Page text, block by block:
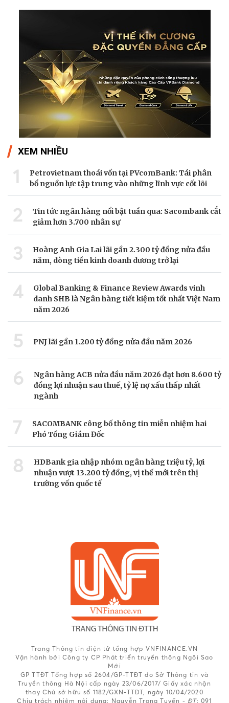
XEM NHIỀU
1
Petrovietnam thoái vốn tại PVcomBank: Tái phân
bổ nguồn lực tập trung vào những lĩnh vực cốt lõi
2
Tin tức ngân hàng nổi bật tuần qua: Sacombank cắt
giảm hơn 3.700 nhân sự
3
Hoàng Anh Gia Lai lãi gần 2.300 tỷ đồng nửa đầu
năm, dòng tiền kinh doanh dương trở lại
4
Global Banking & Finance Review Awards vinh
danh SHB là Ngân hàng tiết kiệm tốt nhất Việt Nam
năm 2026
5 PNJ lãi gần 1.200 tỷ đồng nửa đầu năm 2026
6
Ngân hàng ACB nửa đầu năm 2026 đạt hơn 8.600 tỷ
đồng lợi nhuận sau thuế, tỷ lệ nợ xấu thấp nhất
ngành
7
SACOMBANK công bố thông tin miễn nhiệm hai
Phó Tổng Giám Đốc
8
HDBank gia nhập nhóm ngân hàng triệu tỷ, lợi
nhuận vượt 13.200 tỷ đồng, vị thế mới trên thị
trường vốn quốc tế
Trang Thông tin điện tử tổng hợp VNFINANCE.VN
Vận hành bởi Công ty CP Phát triển truyền thông Ngôi Sao
Mới
GP TTĐT Tổng hợp số 2604/GP-TTĐT do Sở Thông tin và
Truyền thông Hà Nội cấp ngày 23/06/2017/ Giấy xác nhận
thay Chủ sở hữu số 1182/GXN-TTĐT, ngày 10/04/2020
Chịu trách nhiệm nội dung: Nguyễn Trọng Tuyến - ĐT: 091